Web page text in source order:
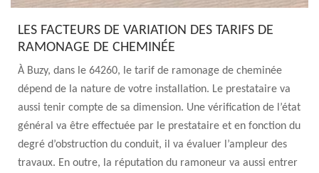
LES FACTEURS DE VARIATION DES TARIFS DE
RAMONAGE DE CHEMINÉE
À Buzy, dans le 64260, le tarif de ramonage de cheminée
dépend de la nature de votre installation. Le prestataire va
aussi tenir compte de sa dimension. Une vérification de l’état
général va être effectuée par le prestataire et en fonction du
degré d’obstruction du conduit, il va évaluer l’ampleur des
travaux. En outre, la réputation du ramoneur va aussi entrer